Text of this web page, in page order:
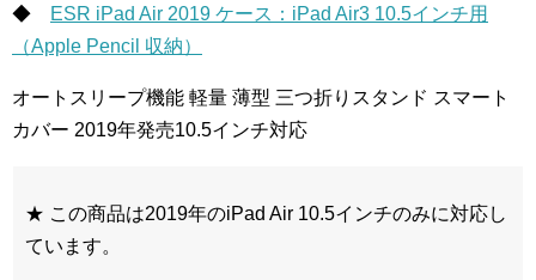
◆
ESR iPad Air 2019 ケース：iPad Air3 10.5インチ用
（Apple Pencil 収納）
オートスリープ機能 軽量 薄型 三つ折りスタンド スマート
カバー 2019年発売10.5インチ対応
★ この商品は2019年のiPad Air 10.5インチのみに対応し
ています。